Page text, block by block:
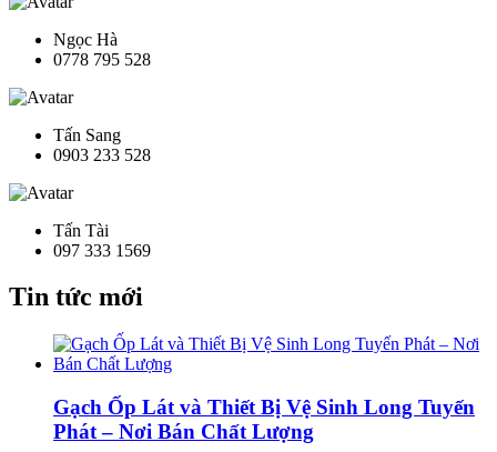
Ngọc Hà
0778 795 528
Tấn Sang
0903 233 528
Tấn Tài
097 333 1569
Tin tức mới
Gạch Ốp Lát và Thiết Bị Vệ Sinh Long Tuyến
Phát – Nơi Bán Chất Lượng